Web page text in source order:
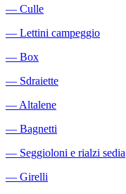
― Culle
― Lettini campeggio
― Box
― Sdraiette
―Altalene
― Bagnetti
― Seggioloni e rialzi sedia
― Girelli